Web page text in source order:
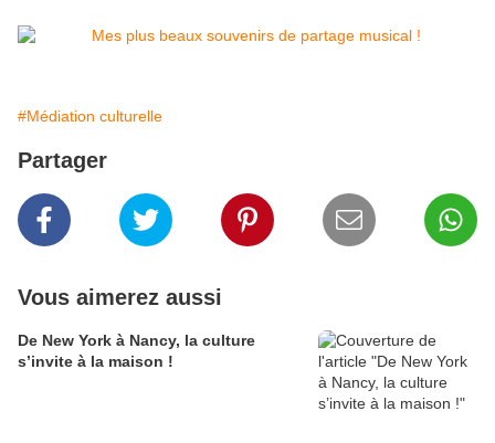
#Médiation culturelle
Partager
Vous aimerez aussi
De New York à Nancy, la culture
s’invite à la maison !